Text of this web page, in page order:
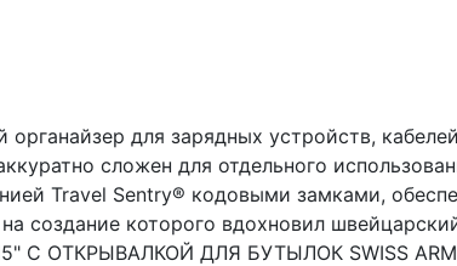
для зарядных устройств,
сложен для отдельного
Travel Sentry® кодовыми замками,
создание которого вдохновил
ОТКРЫВАЛКОЙ ДЛЯ БУТЫЛОК SWISS